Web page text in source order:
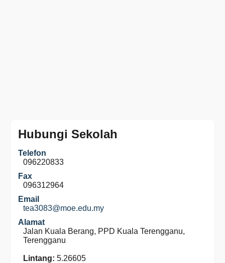
Hubungi Sekolah
Telefon
096220833
Fax
096312964
Email
tea3083@moe.edu.my
Alamat
Jalan Kuala Berang, PPD Kuala Terengganu,
Terengganu
Lintang: 5.26605